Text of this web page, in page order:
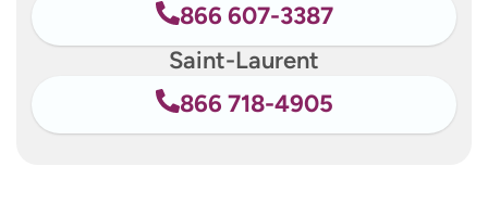
866 607-3387
Saint-Laurent
866 718-4905